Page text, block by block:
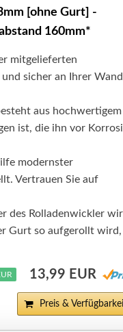
[ohne Gurt] -
160mm*
mitgelieferten
sicher an Ihrer Wand
aus hochwertigem
ist, die ihn vor
modernster
Vertrauen Sie auf
des Rolladenwickler
Gurt so aufgerollt wird,
13,99 EUR
Preis &